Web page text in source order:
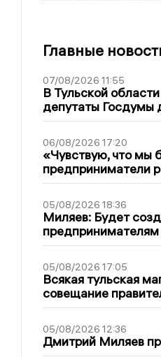
Главные
07/08/2026 11:55
В Тульской
депутаты Госдумы
06/08/2026 17:20
«Чувствую, что мы
предприниматели
05/08/2026 18:36
Миляев: Будет
предпринимателям
05/08/2026 17:05
Всякая тульская
совещание
05/08/2026 12:36
Дмитрий Миляев